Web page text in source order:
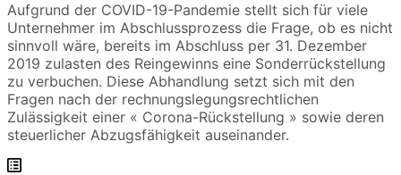
Aufgrund der COVID-19-Pandemie stellt sich für viele
Unternehmer im Abschlussprozess die Frage, ob es nicht
sinnvoll wäre, bereits im Abschluss per 31. Dezember
2019 zulasten des Reingewinns eine Sonderrückstellung
zu verbuchen. Diese Abhandlung setzt sich mit den
Fragen nach der rechnungslegungsrechtlichen
Zulässigkeit einer « Corona-Rückstellung » sowie deren
steuerlicher Abzugsfähigkeit auseinander.